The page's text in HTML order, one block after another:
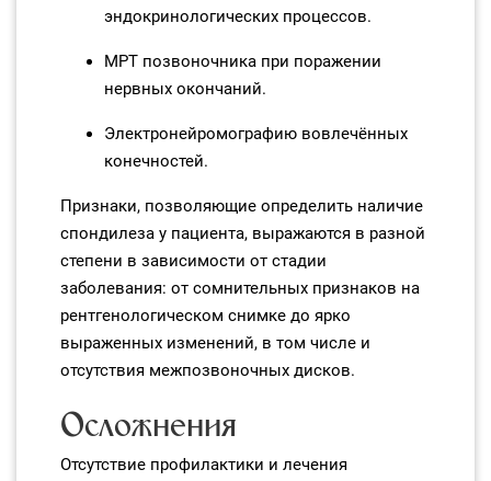
эндокринологических процессов.
МРТ позвоночника при поражении
нервных окончаний.
Электронейромографию вовлечённых
конечностей.
Признаки, позволяющие определить наличие
спондилеза у пациента, выражаются в разной
степени в зависимости от стадии
заболевания: от сомнительных признаков на
рентгенологическом снимке до ярко
выраженных изменений, в том числе и
отсутствия межпозвоночных дисков.
Осложнения
Отсутствие профилактики и лечения